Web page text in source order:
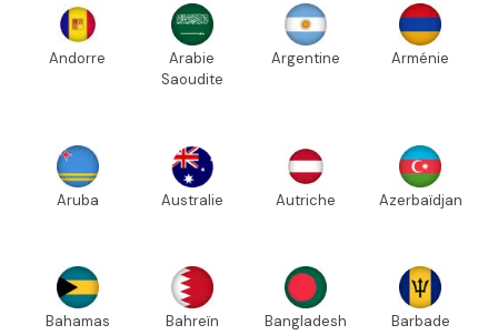
Andorre
Arabie
Saoudite
Argentine Arménie
Aruba Australie Autriche Azerbaïdjan
Bahamas Bahreïn Bangladesh Barbade